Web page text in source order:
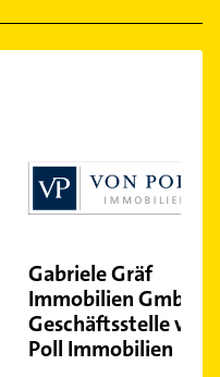
Gabriele Gräf
Immobilien GmbH -
Geschäftsstelle von
Poll Immobilien